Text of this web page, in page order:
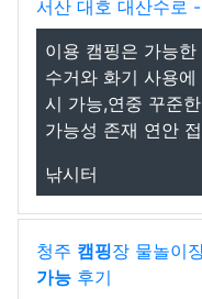
서산 대호 대산수로
이용 캠핑은 가능
수거와 화기 사용
시 가능,연중 꾸준
가능성 존재 연안
낚시터
청주 캠핑장 물놀이
가능 후기